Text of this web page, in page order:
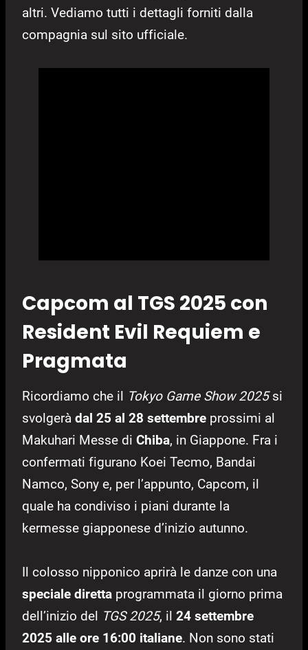
altri. Vediamo tutti i dettagli forniti dalla
compagnia sul sito ufficiale.
Capcom al TGS 2025 con
Resident Evil Requiem e
Pragmata
Ricordiamo che il Tokyo Game Show 2025si
svolgerà dal 25 al 28 settembre prossimi al
Makuhari Messe di Chiba, in Giappone. Fra i
confermati figurano Koei Tecmo, Bandai
Namco, Sony e, per l’appunto, Capcom, il
quale ha condiviso i piani durante la
kermesse giapponese d’inizio autunno.
Il colosso nipponico aprirà le danze con una
speciale diretta programmata il giorno prima
dell’inizio del TGS 2025, il 24 settembre
2025 alle ore 16:00 italiane. Non sono stati